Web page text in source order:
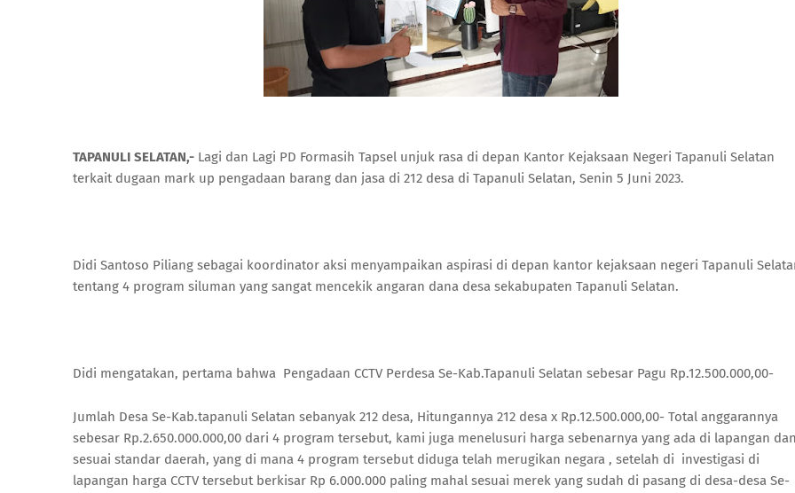
TAPANULI SELATAN,- Lagi dan Lagi PD Formasih Tapsel unjuk rasa di depan Kantor Kejaksaan Negeri Tapanuli Selatan
terkait dugaan mark up pengadaan barang dan jasa di 212 desa di Tapanuli Selatan, Senin 5 Juni 2023.
Didi Santoso Piliang sebagai koordinator aksi menyampaikan aspirasi di depan kantor kejaksaan negeri Tapanuli
tentang 4 program siluman yang sangat mencekik angaran dana desa sekabupaten Tapanuli Selatan.
Didi mengatakan, pertama bahwa Pengadaan CCTV Perdesa Se-Kab.Tapanuli Selatan sebesar Pagu Rp.12.500.000,00-
Jumlah Desa Se-Kab.tapanuli Selatan sebanyak 212 desa, Hitungannya 212 desa x Rp.12.500.000,00- Total anggarannya
sebesar Rp.2.650.000.000,00 dari 4 program tersebut, kami juga menelusuri harga sebenarnya yang ada di lapangan
sesuai standar daerah, yang di mana 4 program tersebut diduga telah merugikan negara , setelah di investigasi di
lapangan harga CCTV tersebut berkisar Rp 6.000.000 paling mahal sesuai merek yang sudah di pasang di desa-desa Se-